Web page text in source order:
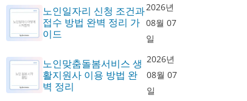
노인일자리 신청 조건과
접수 방법 완벽 정리 가
이드
2026년
08월 07
일
노인맞춤돌봄서비스 생
활지원사 이용 방법 완
벽 정리
2026년
08월 07
일